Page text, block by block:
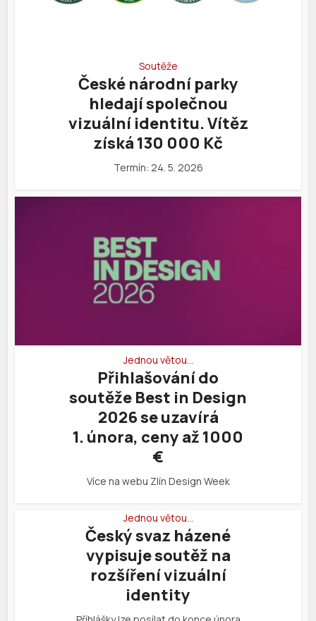
Soutěže
České národní parky
hledají společnou
vizuální identitu. Vítěz
získá 130 000 Kč
Termín: 24. 5. 2026
Jednou větou…
Přihlašování do
soutěže Best in Design
2026 se uzavírá
1. února, ceny až 1000
€
Více na webu Zlín Design Week
Jednou větou…
Český svaz házené
vypisuje soutěž na
rozšíření vizuální
identity